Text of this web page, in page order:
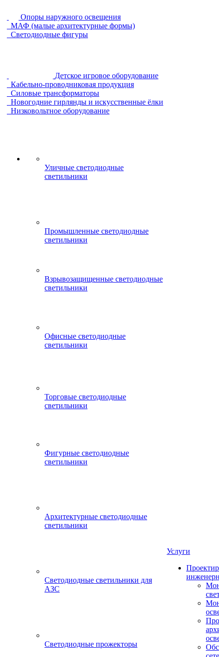
Опоры наружного освещения
МАФ (малые архитектурные формы)
Светодиодные фигуры
Детское игровое оборудование
Кабельно-проводниковая продукция
Силовые трансформаторы
Новогодние гирлянды и искусственные ёлки
Низковольтное оборудование
Уличные светодиодные
светильники
Промышленные светодиодные
светильники
Взрывозащищенные светодиодные
светильники
Офисные светодиодные
светильники
Торговые светодиодные
светильники
Фигурные светодиодные
светильники
Архитектурные светодиодные
светильники
Светодиодные светильники для
АЗС
Светодиодные прожекторы
Услуги